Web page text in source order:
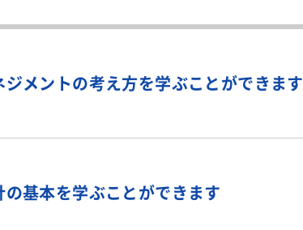
メントの考え方を学ぶことができます
基本を学ぶことができます